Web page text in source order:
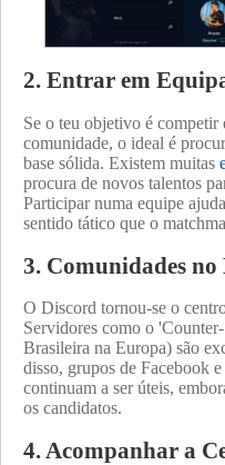
2. Entrar em
Se o teu objetivo é competir
comunidade, o ideal é
base sólida. Existem muitas
procura de novos talentos
Participar numa equipe
sentido tático que o
3. Comunidades no
O Discord tornou-se o
Servidores como o
Brasileira na Europa) são
disso, grupos de Facebook
continuam a ser úteis,
os candidatos.
4. Acompanhar a